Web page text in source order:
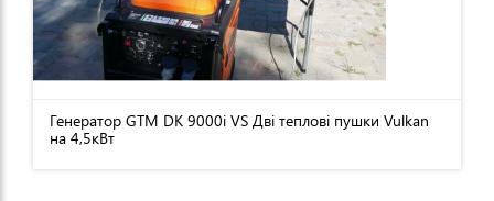
Генератор GTM DK 9000i VS Дві теплові пушки Vulkan
на 4,5кВт